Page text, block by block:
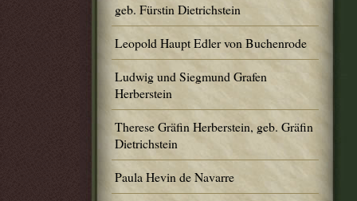
geb. Fürstin Dietrichstein
Leopold Haupt Edler von Buchenrode
Ludwig und Siegmund Grafen
Herberstein
Therese Gräfin Herberstein, geb. Gräfin
Dietrichstein
Paula Hevin de Navarre